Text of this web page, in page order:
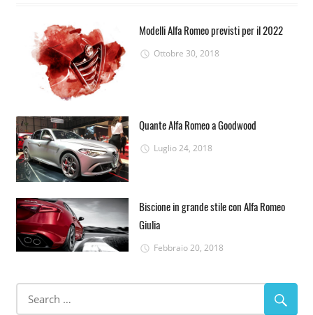
Modelli Alfa Romeo previsti per il 2022
Ottobre 30, 2018
Quante Alfa Romeo a Goodwood
Luglio 24, 2018
Biscione in grande stile con Alfa Romeo
Giulia
Febbraio 20, 2018